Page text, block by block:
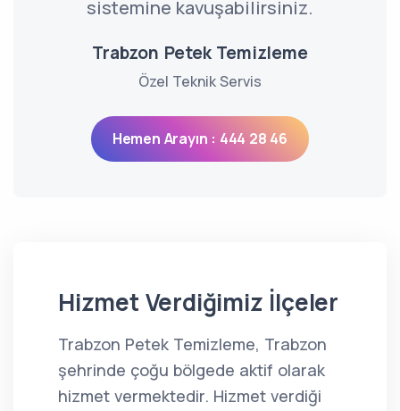
sistemine kavuşabilirsiniz.
Trabzon Petek Temizleme
Özel Teknik Servis
Hemen Arayın : 444 28 46
Hizmet Verdiğimiz İlçeler
Trabzon Petek Temizleme, Trabzon
şehrinde çoğu bölgede aktif olarak
hizmet vermektedir. Hizmet verdiği